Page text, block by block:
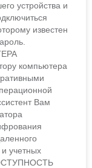
устройства и
известен
компьютера
Вам
учетных